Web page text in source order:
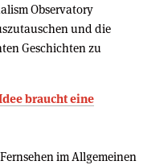
Observatory
und die
Geschichten zu
braucht eine
im Allgemeinen